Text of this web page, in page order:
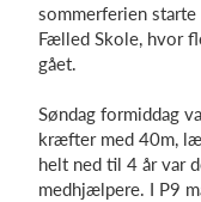
sommerferien starte
Fælled Skole, hvor
gået.
Søndag formiddag
kræfter med 40m,
helt ned til 4 år var
medhjælpere. I P9